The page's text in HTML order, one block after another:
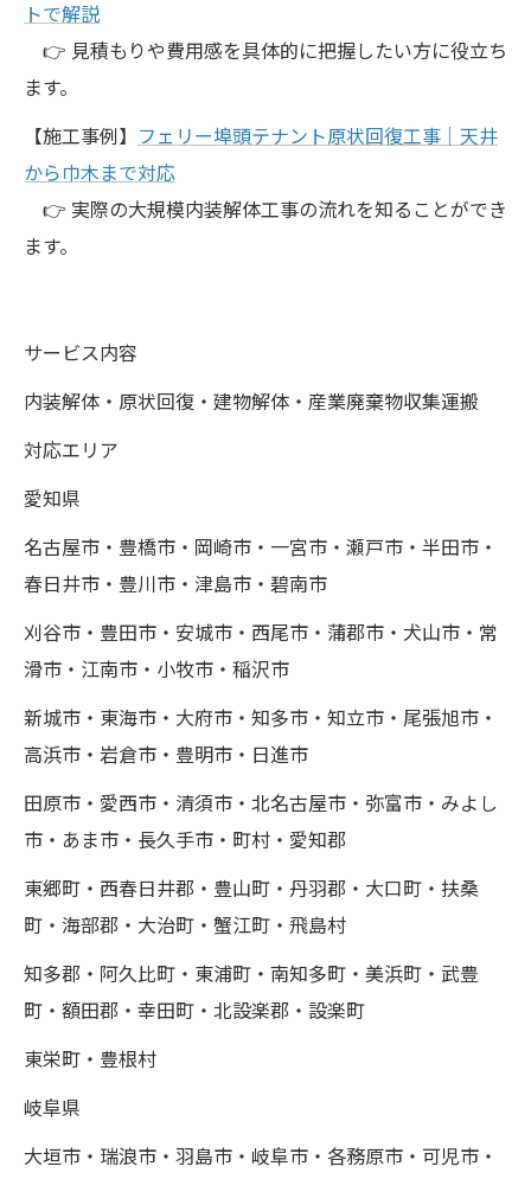
トで解説
👉 見積もりや費用感を具体的に把握したい方に役立ち
ます。
【施工事例】
フェリー埠頭テナント原状回復工事｜天井
から巾木まで対応
👉 実際の大規模内装解体工事の流れを知ることができ
ます。
サービス内容
内装解体・原状回復・建物解体・産業廃棄物収集運搬
対応エリア
愛知県
名古屋市・豊橋市・岡崎市・一宮市・瀬戸市・半田市・
春日井市・豊川市・津島市・碧南市
刈谷市・豊田市・安城市・西尾市・蒲郡市・犬山市・常
滑市・江南市・小牧市・稲沢市
新城市・東海市・大府市・知多市・知立市・尾張旭市・
高浜市・岩倉市・豊明市・日進市
田原市・愛西市・清須市・北名古屋市・弥富市・みよし
市・あま市・長久手市・町村・愛知郡
東郷町・西春日井郡・豊山町・丹羽郡・大口町・扶桑
町・海部郡・大治町・蟹江町・飛島村
知多郡・阿久比町・東浦町・南知多町・美浜町・武豊
町・額田郡・幸田町・北設楽郡・設楽町
東栄町・豊根村
岐阜県
大垣市・瑞浪市・羽島市・岐阜市・各務原市・可児市・